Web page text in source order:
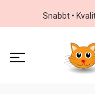
Snabbt •